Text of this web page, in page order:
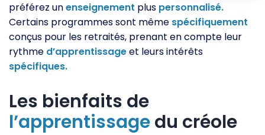
préférez unenseignement plus personnalisé.
Certains programmes sont même spécifiquement
conçus pour les retraités, prenant en compte leur
rythme d’apprentissageet leurs intérêts
spécifiques.
Les bienfaits de
l’apprentissagedu créole